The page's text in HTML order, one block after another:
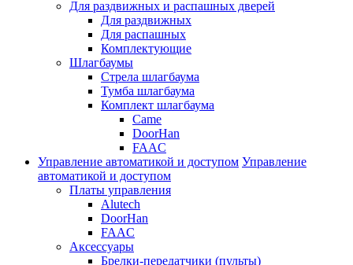
Для раздвижных и распашных дверей
Для раздвижных
Для распашных
Комплектующие
Шлагбаумы
Стрела шлагбаума
Тумба шлагбаума
Комплект шлагбаума
Came
DoorHan
FAAC
Управление автоматикой и доступом Управление
автоматикой и доступом
Платы управления
Alutech
DoorHan
FAAC
Аксессуары
Брелки-передатчики (пульты)